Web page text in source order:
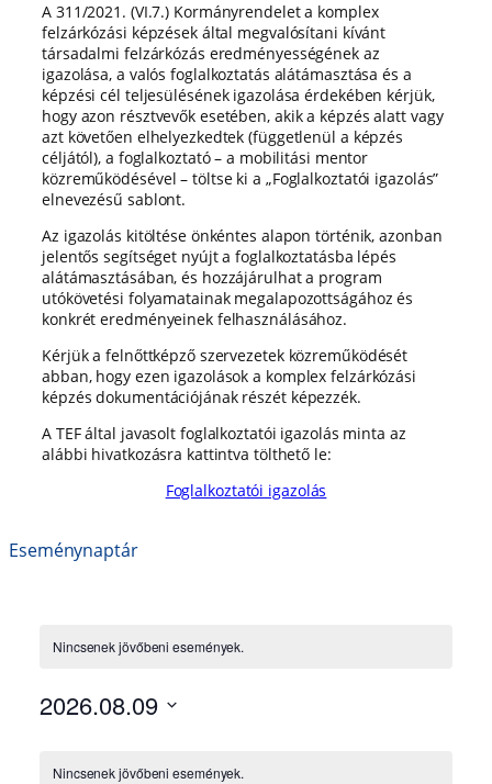
A 311/2021. (VI.7.) Kormányrendelet a komplex
felzárkózási képzések által megvalósítani kívánt
társadalmi felzárkózás eredményességének az
igazolása, a valós foglalkoztatás alátámasztása és a
képzési cél teljesülésének igazolása érdekében kérjük,
hogy azon résztvevők esetében, akik a képzés alatt vagy
azt követően elhelyezkedtek (függetlenül a képzés
céljától), a foglalkoztató – a mobilitási mentor
közreműködésével – töltse ki a „Foglalkoztatói igazolás”
elnevezésű sablont.
Az igazolás kitöltése önkéntes alapon történik, azonban
jelentős segítséget nyújt a foglalkoztatásba lépés
alátámasztásában, és hozzájárulhat a program
utókövetési folyamatainak megalapozottságához és
konkrét eredményeinek felhasználásához.
Kérjük a felnőttképző szervezetek közreműködését
abban, hogy ezen igazolások a komplex felzárkózási
képzés dokumentációjának részét képezzék.
A TEF által javasolt foglalkoztatói igazolás minta az
alábbi hivatkozásra kattintva tölthető le:
Foglalkoztatói igazolás
Eseménynaptár